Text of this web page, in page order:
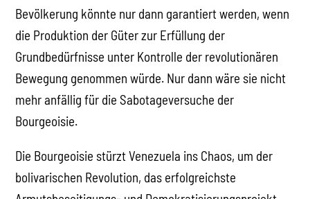
Bevölkerung könnte nur dann garantiert werden, wenn
die Produktion der Güter zur Erfüllung der
Grundbedürfnisse unter Kontrolle der revolutionären
Bewegung genommen würde. Nur dann wäre sie nicht
mehr anfällig für die Sabotageversuche der
Bourgeoisie.
Die Bourgeoisie stürzt Venezuela ins Chaos, um der
bolivarischen Revolution, das erfolgreichste